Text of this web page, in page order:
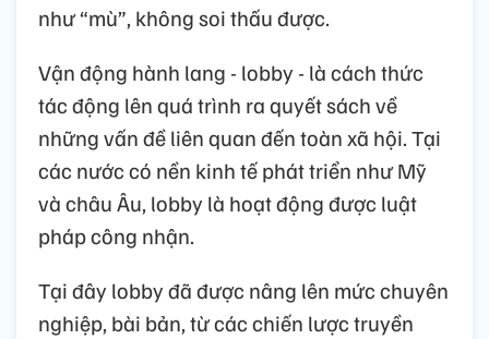
như “mù”, không soi thấu được.
Vận động hành lang - lobby - là cách thức
tác động lên quá trình ra quyết sách về
những vấn đề liên quan đến toàn xã hội. Tại
các nước có nền kinh tế phát triển như Mỹ
và châu Âu, lobby là hoạt động được luật
pháp công nhận.
Tại đây lobby đã được nâng lên mức chuyên
nghiệp, bài bản, từ các chiến lược truyền